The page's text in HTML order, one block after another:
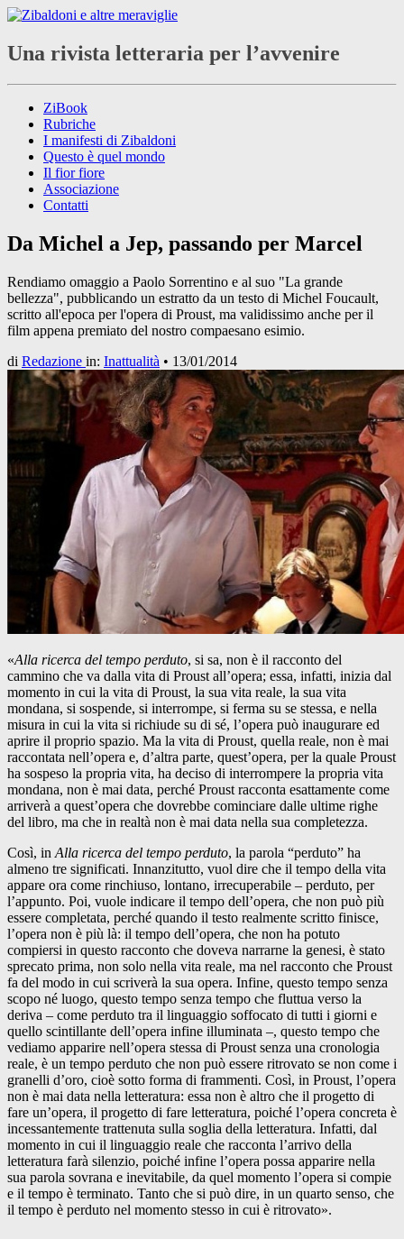
Una rivista letteraria per l’avvenire
ZiBook
Rubriche
I manifesti di Zibaldoni
Questo è quel mondo
Il fior fiore
Associazione
Contatti
Da Michel a Jep, passando per Marcel
Rendiamo omaggio a Paolo Sorrentino e al suo "La grande
bellezza", pubblicando un estratto da un testo di Michel Foucault,
scritto all'epoca per l'opera di Proust, ma validissimo anche per il
film appena premiato del nostro compaesano esimio.
di Redazione in: Inattualità • 13/01/2014
«Alla ricerca del tempo perduto, si sa, non è il racconto del
cammino che va dalla vita di Proust all’opera; essa, infatti, inizia dal
momento in cui la vita di Proust, la sua vita reale, la sua vita
mondana, si sospende, si interrompe, si ferma su se stessa, e nella
misura in cui la vita si richiude su di sé, l’opera può inaugurare ed
aprire il proprio spazio. Ma la vita di Proust, quella reale, non è mai
raccontata nell’opera e, d’altra parte, quest’opera, per la quale Proust
ha sospeso la propria vita, ha deciso di interrompere la propria vita
mondana, non è mai data, perché Proust racconta esattamente come
arriverà a quest’opera che dovrebbe cominciare dalle ultime righe
del libro, ma che in realtà non è mai data nella sua completezza.
Così, in Alla ricerca del tempo perduto, la parola “perduto” ha
almeno tre significati. Innanzitutto, vuol dire che il tempo della vita
appare ora come rinchiuso, lontano, irrecuperabile – perduto, per
l’appunto. Poi, vuole indicare il tempo dell’opera, che non può più
essere completata, perché quando il testo realmente scritto finisce,
l’opera non è più là: il tempo dell’opera, che non ha potuto
compiersi in questo racconto che doveva narrarne la genesi, è stato
sprecato prima, non solo nella vita reale, ma nel racconto che Proust
fa del modo in cui scriverà la sua opera. Infine, questo tempo senza
scopo né luogo, questo tempo senza tempo che fluttua verso la
deriva – come perduto tra il linguaggio soffocato di tutti i giorni e
quello scintillante dell’opera infine illuminata –, questo tempo che
vediamo apparire nell’opera stessa di Proust senza una cronologia
reale, è un tempo perduto che non può essere ritrovato se non come i
granelli d’oro, cioè sotto forma di frammenti. Così, in Proust, l’opera
non è mai data nella letteratura: essa non è altro che il progetto di
fare un’opera, il progetto di fare letteratura, poiché l’opera concreta è
incessantemente trattenuta sulla soglia della letteratura. Infatti, dal
momento in cui il linguaggio reale che racconta l’arrivo della
letteratura farà silenzio, poiché infine l’opera possa apparire nella
sua parola sovrana e inevitabile, da quel momento l’opera si compie
e il tempo è terminato. Tanto che si può dire, in un quarto senso, che
il tempo è perduto nel momento stesso in cui è ritrovato».